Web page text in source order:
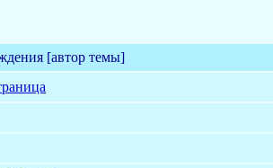
[автор темы]